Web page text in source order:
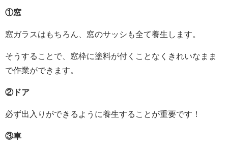
①窓
窓ガラスはもちろん、窓のサッシも全て養生します。
そうすることで、窓枠に塗料が付くことなくきれいなまま
で作業ができます。
②ドア
必ず出入りができるように養生することが重要です！
③車